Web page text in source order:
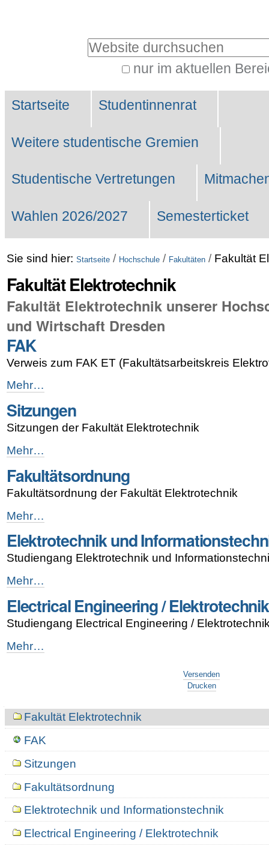
Website durchsuchen
nur im aktuellen
Suche…
Sektionen
Startseite Studentinnenrat
Weitere studentische Gremien
Studentische Vertretungen
Wahlen 2026/2027 Semesterticket
Sie sind hier: Startseite / Hochschule / Fakultäten / Fakultät
Fakultät Elektrotechnik
Fakultät Elektrotechnik unserer
und Wirtschaft Dresden
FAK
Verweis zum FAK ET (Fakultätsarbeitskreis
FAK
-
Mehr…
Sitzungen
Sitzungen der Fakultät Elektrotechnik
Sitzungen
-
Mehr…
Fakultätsordnung
Fakultätsordnung der Fakultät Elektrotechnik
Fakultätsordnung
-
Mehr…
Elektrotechnik und
Studiengang Elektrotechnik und
Elektrotechnik
und
Informationstechnik
-
Mehr…
Electrical Engineering / Elektrotechnik
Studiengang Electrical Engineering /
Electrical
Engineering
Mehr…
Versenden
Drucken
NavigationFakultät Elektrotechnik
FAK
Sitzungen
Fakultätsordnung
Elektrotechnik und Informationstechnik
Electrical Engineering / Elektrotechnik